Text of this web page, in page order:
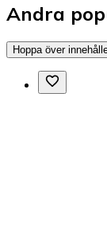
Andra
Hoppa över